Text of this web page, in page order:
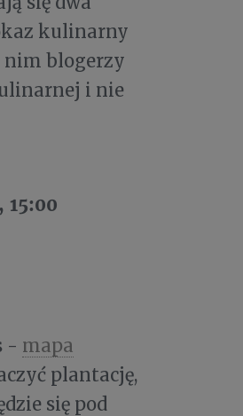
kulinarny
nim blogerzy
i nie
15:00
- mapa
plantację,
się pod